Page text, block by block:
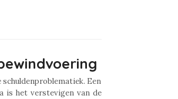
Een
is het verstevigen van de